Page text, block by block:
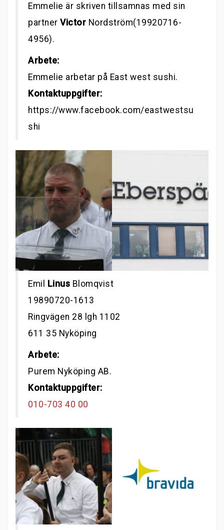
Emmelie är skriven tillsamnas med sin
partner Victor Nordström(19920716-
4956).
Arbete:
Emmelie arbetar på East west sushi.
Kontaktuppgifter:
https://www.facebook.com/eastwestsu
shi
Emil Linus Blomqvist
19890720-1613
Ringvägen 28 lgh 1102
611 35 Nyköping
Arbete:
Purem Nyköping AB.
Kontaktuppgifter:
010-703 40 00